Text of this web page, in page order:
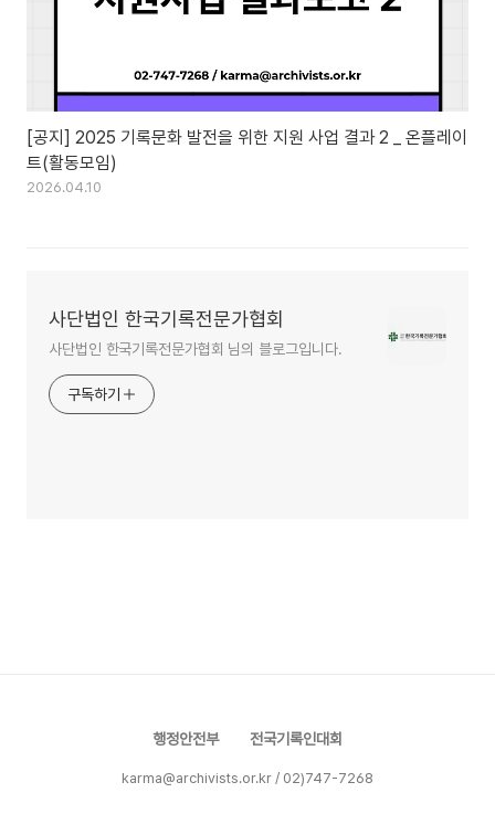
[공지] 2025 기록문화 발전을 위한 지원 사업 결과 2 _ 온플레이
트(활동모임)
2026.04.10
사단법인 한국기록전문가협회
사단법인 한국기록전문가협회 님의 블로그입니다.
구독하기
행정안전부 전국기록인대회
karma@archivists.or.kr / 02)747-7268